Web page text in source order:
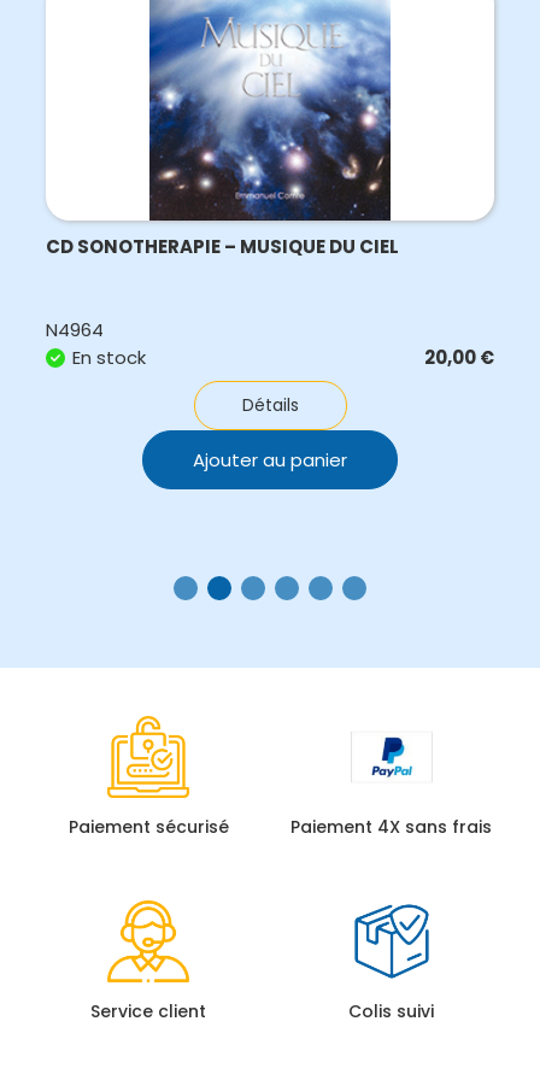
CD SONOTHERAPIE – MUSIQUE DU CIEL
N4964
En stock
20,00€
Détails
Ajouter au panier
Paiement sécurisé Paiement 4X sans frais
Service client Colis suivi